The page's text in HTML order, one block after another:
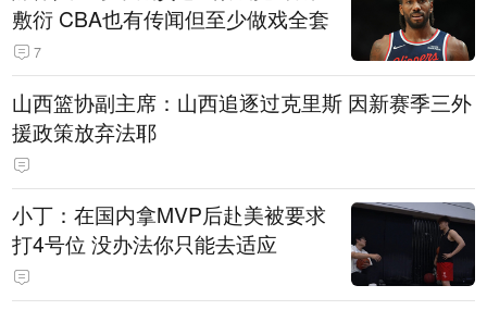
敷衍 CBA也有传闻但至少做戏全套
7
山西篮协副主席：山西追逐过克里斯 因新赛季三外
援政策放弃法耶
小丁：在国内拿MVP后赴美被要求
打4号位 没办法你只能去适应